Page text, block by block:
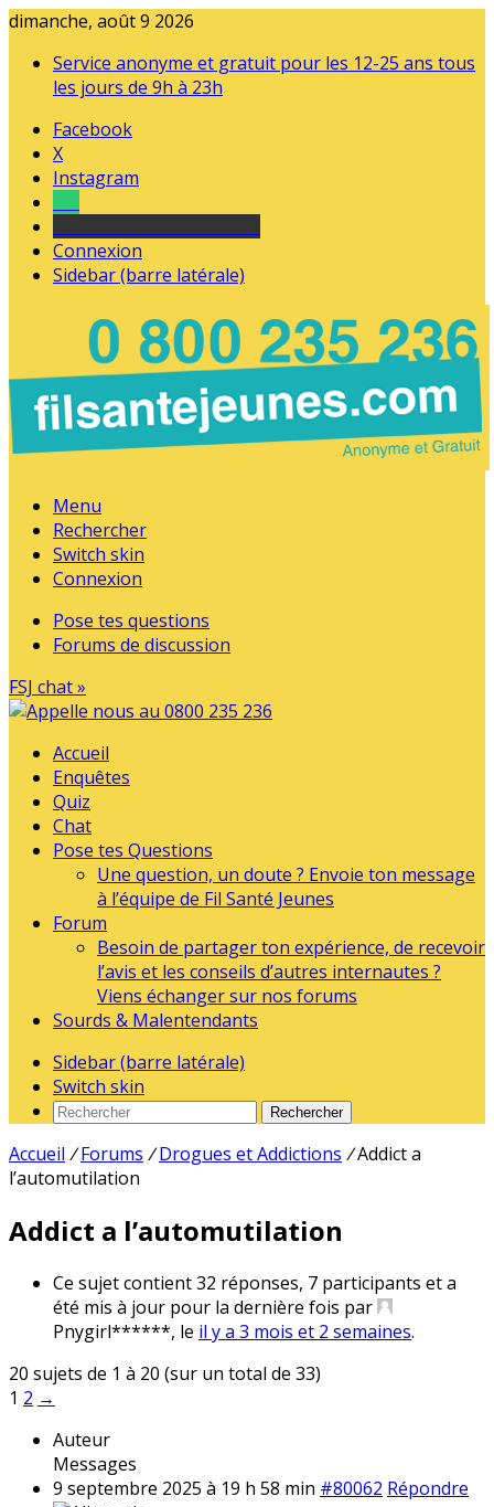
dimanche, août 9 2026
Service anonyme et gratuit pour les 12-25 ans tous
les jours de 9h à 23h
Facebook
X
Instagram
Connexion
Sidebar (barre latérale)
Menu
Rechercher
Switch skin
Connexion
Pose tes questions
Forums de discussion
FSJ chat »
Accueil
Enquêtes
Quiz
Chat
Pose tes Questions
Une question, un doute ? Envoie ton message
à l’équipe de Fil Santé Jeunes
Forum
Besoin de partager ton expérience, de recevoir
l’avis et les conseils d’autres internautes ?
Viens échanger sur nos forums
Sourds & Malentendants
Sidebar (barre latérale)
Switch skin
Rechercher
Accueil / Forums / Drogues et Addictions /Addict a
l’automutilation
Addict a l’automutilation
Ce sujet contient 32 réponses, 7 participants et a
été mis à jour pour la dernière fois par
Pnygirl******, le il y a 3 mois et 2 semaines.
20 sujets de 1 à 20 (sur un total de 33)
1 2 →
Auteur
Messages
9 septembre 2025 à 19 h 58 min #80062 Répondre